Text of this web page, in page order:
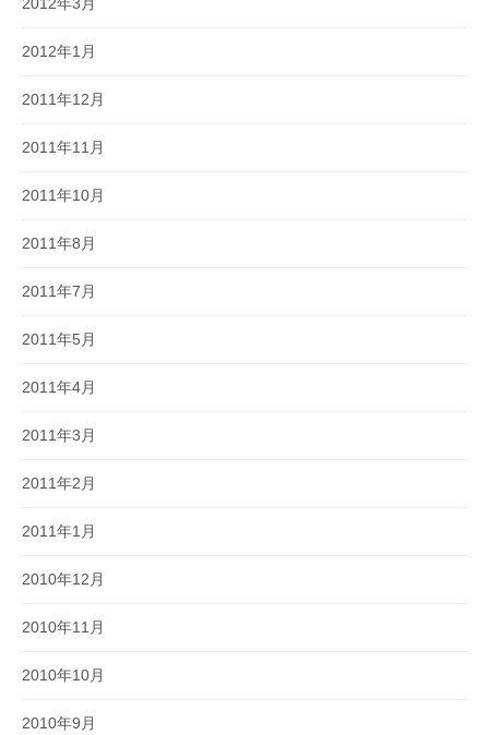
2012年1月
2011年12月
2011年11月
2011年10月
2011年8月
2011年7月
2011年5月
2011年4月
2011年3月
2011年2月
2011年1月
2010年12月
2010年11月
2010年10月
2010年9月